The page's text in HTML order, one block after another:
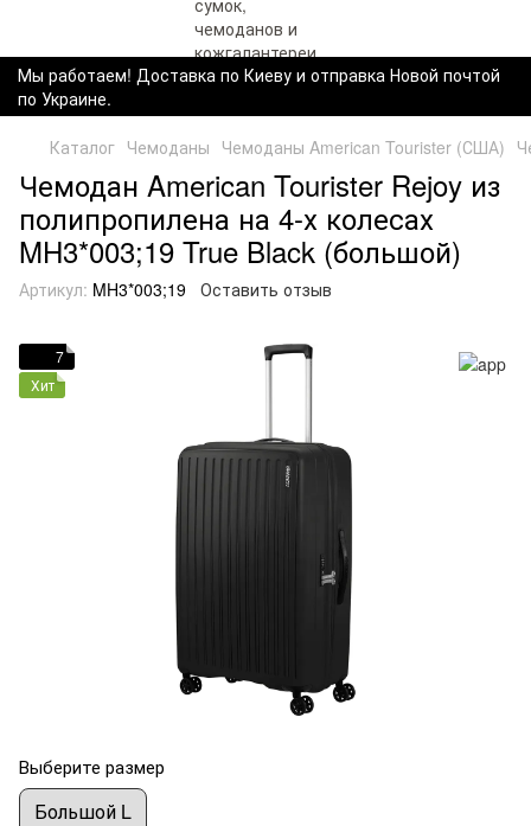
Мы работаем! Доставка по Киеву и отправка Новой почтой
по Украине.
Каталог Чемоданы Чемоданы American Tourister (США)
Чемодан American Tourister Rejoy из
полипропилена на 4-х колесах
MH3*003;19 True Black (большой)
Артикул: MH3*003;19 Оставить отзыв
7
Хит
Выберите размер
Большой L